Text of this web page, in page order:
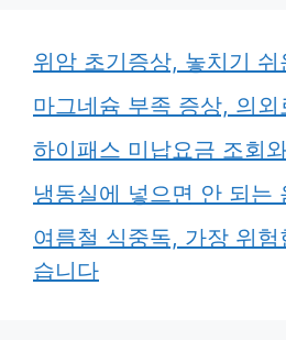
위암 초기증상, 놓치기 쉬
마그네슘 부족 증상, 의외
하이패스 미납요금 조회
냉동실에 넣으면 안 되는
여름철 식중독, 가장 위
습니다